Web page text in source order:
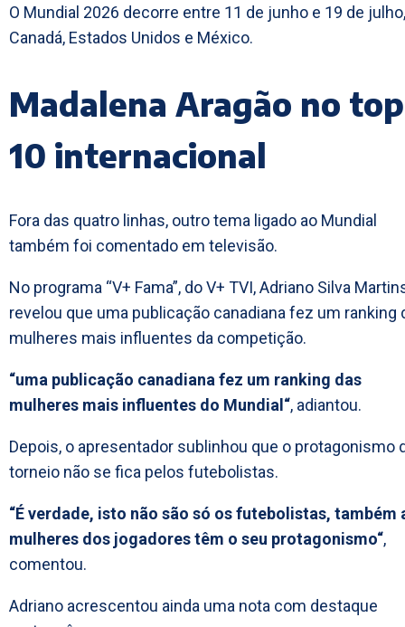
O Mundial 2026 decorre entre 11 de junho e 19 de
Canadá, Estados Unidos e México.
Madalena Aragão no top
10 internacional
Fora das quatro linhas, outro tema ligado ao Mundial
também foi comentado em televisão.
No programa “V+ Fama”, do V+ TVI, Adriano Silva
revelou que uma publicação canadiana fez um ranking
mulheres mais influentes da competição.
“uma publicação canadiana fez um ranking das
mulheres mais influentes do Mundial“, adiantou.
Depois, o apresentador sublinhou que o protagonismo
torneio não se fica pelos futebolistas.
“É verdade, isto não são só os futebolistas, também
mulheres dos jogadores têm o seu protagonismo“,
comentou.
Adriano acrescentou ainda uma nota com destaque